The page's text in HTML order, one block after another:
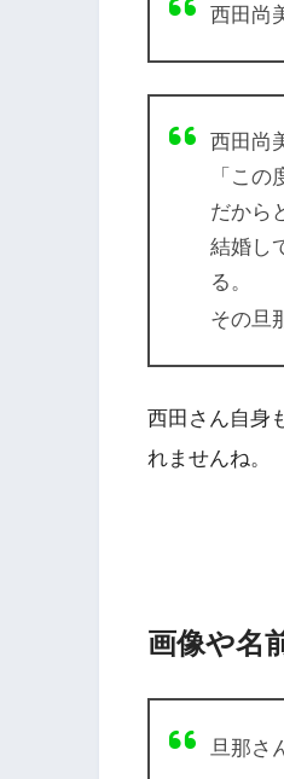
西田尚
西田尚
「この
だから
結婚し
る。
その旦
西田さん自身
れませんね。
画像や名
旦那さ